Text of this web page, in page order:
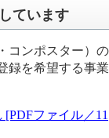
ています
コンポスター）の
録を希望する事業
ファイル／11